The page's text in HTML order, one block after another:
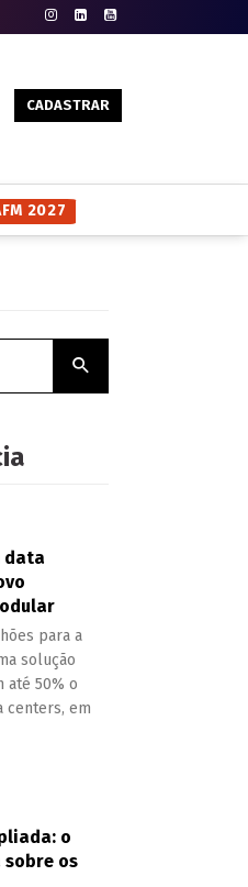
CADASTRAR
2027
data
para a
solução
até 50% o
centers, em
o
sobre os